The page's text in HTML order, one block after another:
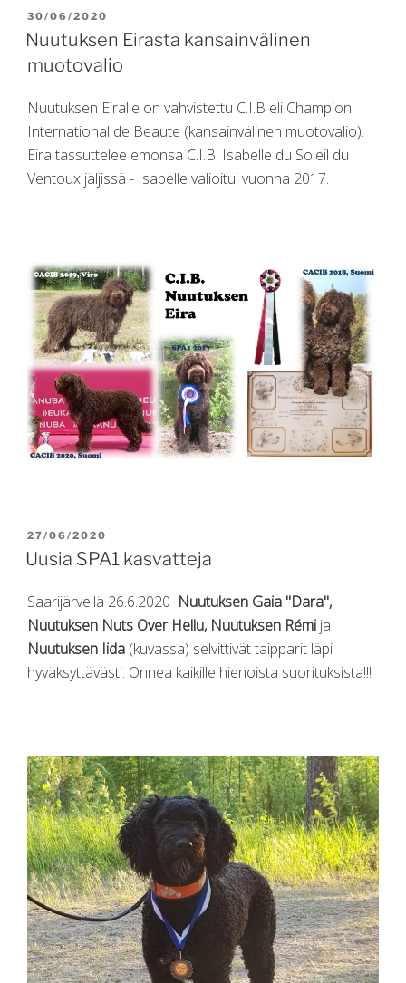
POSTED
ON
30/06/2020
Nuutuksen Eirasta kansainvälinen
muotovalio
Nuutuksen Eiralle on vahvistettu C.I.B eli Champion
International de Beaute (kansainvälinen muotovalio).
Eira tassuttelee emonsa C.I.B. Isabelle du Soleil du
Ventoux jäljissä - Isabelle valioitui vuonna 2017.
POSTED
ON
27/06/2020
Uusia SPA1 kasvatteja
Saarijärvellä 26.6.2020 Nuutuksen Gaia "Dara",
Nuutuksen Nuts Over Hellu, Nuutuksen Rémi ja
Nuutuksen Iida (kuvassa) selvittivät taipparit läpi
hyväksyttävästi. Onnea kaikille hienoista suorituksista!!!